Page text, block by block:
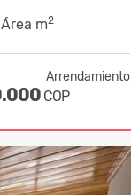
m2
Arrendamiento
COP